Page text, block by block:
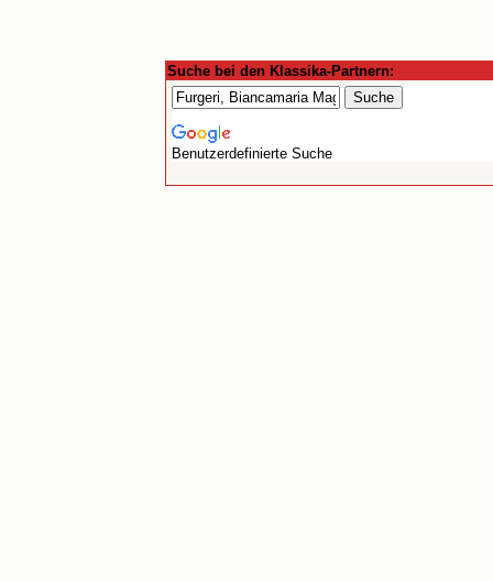
Suche bei den Klassika-Partnern:
Benutzerdefinierte Suche